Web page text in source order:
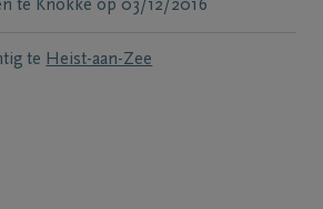
te Knokke op 03/12/2016
te Heist-aan-Zee